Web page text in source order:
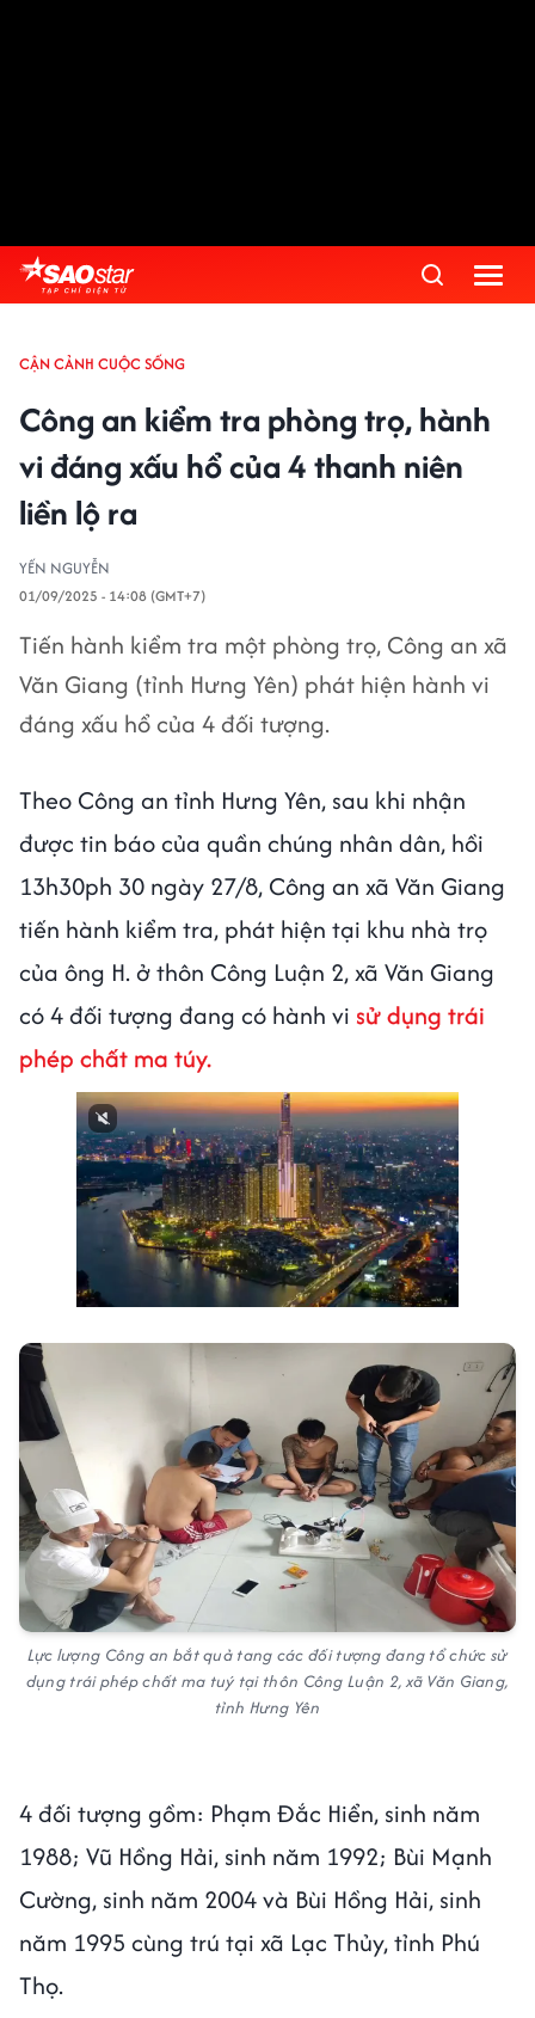
CẬN CẢNH CUỘC SỐNG
Công an kiểm tra phòng trọ, hành
vi đáng xấu hổ của 4 thanh niên
liền lộ ra
YẾN NGUYỄN
01/09/2025 - 14:08 (GMT+7)
Tiến hành kiểm tra một phòng trọ, Công an xã
Văn Giang (tỉnh Hưng Yên) phát hiện hành vi
đáng xấu hổ của 4 đối tượng.
Theo Công an tỉnh Hưng Yên, sau khi nhận
được tin báo của quần chúng nhân dân, hồi
13h30ph 30 ngày 27/8, Công an xã Văn Giang
tiến hành kiểm tra, phát hiện tại khu nhà trọ
của ông H. ở thôn Công Luận 2, xã Văn Giang
có 4 đối tượng đang có hành vi sử dụng trái
phép chất ma túy.
Next video in 1 Cancel
Lực lượng Công an bắt quả tang các đối tượng đang tổ chức sử
dụng trái phép chất ma tuý tại thôn Công Luận 2, xã Văn Giang,
tỉnh Hưng Yên
4 đối tượng gồm: Phạm Đắc Hiển, sinh năm
1988; Vũ Hồng Hải, sinh năm 1992; Bùi Mạnh
Cường, sinh năm 2004 và Bùi Hồng Hải, sinh
năm 1995 cùng trú tại xã Lạc Thủy, tỉnh Phú
Thọ.